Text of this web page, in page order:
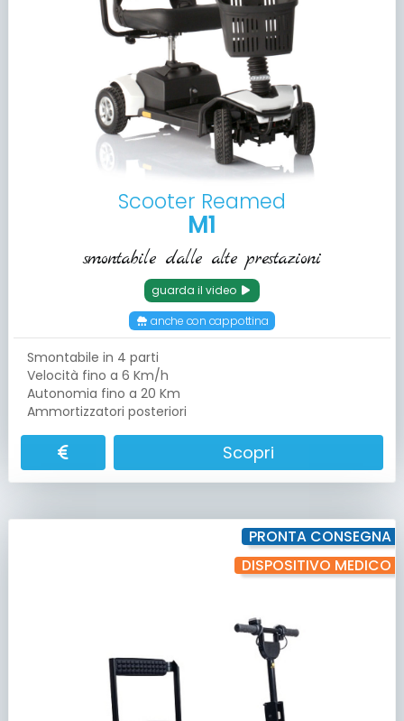
Scooter Reamed
M1
smontabile dalle alte prestazioni
guarda il video
anche con cappottina
Smontabile in 4 parti
Velocità fino a 6 Km/h
Autonomia fino a 20 Km
Ammortizzatori posteriori
Scopri
PRONTA CONSEGNA
DISPOSITIVO MEDICO